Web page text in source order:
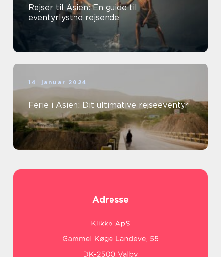
Rejser til Asien: En guide til
eventyrlystne rejsende
14. januar 2024
Ferie i Asien: Dit ultimative rejseeventyr
Adresse